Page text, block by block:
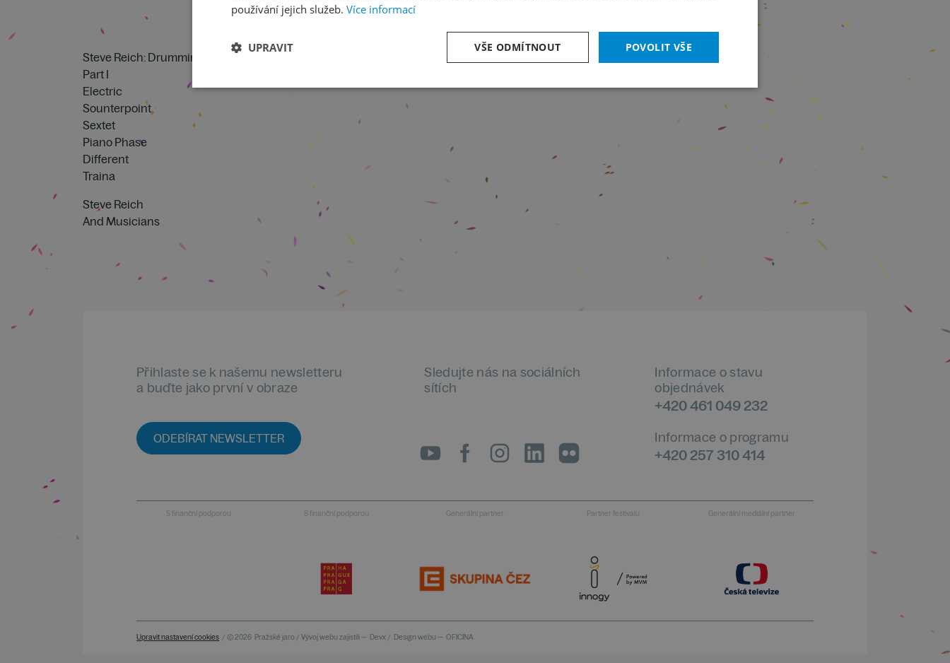
Steve Reich: Drumming
Part I
Electric
Sounterpoint
Sextet
Piano Phase
Different
Traina
Steve Reich
And Musicians
Přihlaste se k našemu newsletteru
a buďte jako první v obraze
ODEBÍRAT NEWSLETTER
Sledujte nás na sociálních
sítích
Informace o stavu
objednávek
+420 461 049 232
Informace o programu
+420 257 310 414
S finanční podporou S finanční podporou Generální partner Partner festivalu Generální mediální partner
Upravit nastavení cookies / © 2026 Pražské jaro / Vývoj webu zajistili — Devx / Design webu — OFICINA
používání jejich služeb. Více informací
POVOLIT VŠE
VŠE ODMÍTNOUT
UPRAVIT